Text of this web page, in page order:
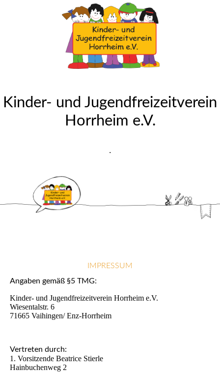
Kinder- und Jugendfreizeitverein
Horrheim e.V.
.
IMPRESSUM
Angaben gemäß §5 TMG:
Kinder- und Jugendfreizeitverein Horrheim e.V.
Wiesentalstr. 6
71665 Vaihingen/ Enz-Horrheim
Vertreten durch:
1. Vorsitzende Beatrice Stierle
Hainbuchenweg 2